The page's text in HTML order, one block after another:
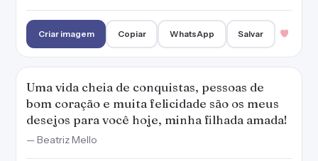
Criar imagem Copiar WhatsApp Salvar
Uma vida cheia de conquistas, pessoas de
bom coração e muita felicidade são os meus
desejos para você hoje, minha filhada amada!
— Beatriz Mello